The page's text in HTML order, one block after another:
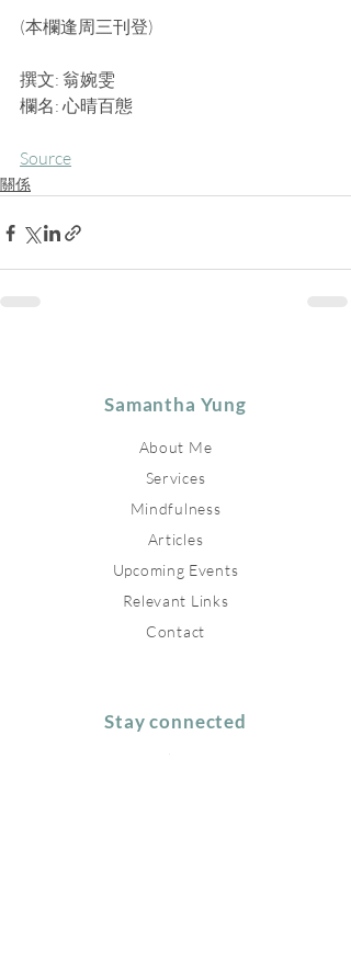
(本欄逢周三刊登)
撰文: 翁婉雯
欄名: 心晴百態
Source
關係
Samantha Yung
About Me
Services
Mindfulness
Articles
Upcoming Events
Relevant Links
Contact
Stay connected